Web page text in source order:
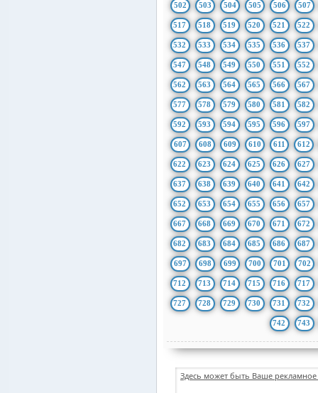
502 503 504 505 506 507
517 518 519 520 521 522
532 533 534 535 536 537
547 548 549 550 551 552
562 563 564 565 566 567
577 578 579 580 581 582
592 593 594 595 596 597
607 608 609 610 611 612
622 623 624 625 626 627
637 638 639 640 641 642
652 653 654 655 656 657
667 668 669 670 671 672
682 683 684 685 686 687
697 698 699 700 701 702
712 713 714 715 716 717
727 728 729 730 731 732
742 743
Здесь может быть Ваше